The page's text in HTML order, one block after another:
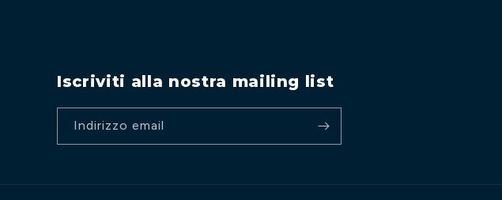
Iscriviti alla nostra mailing list
Indirizzo email